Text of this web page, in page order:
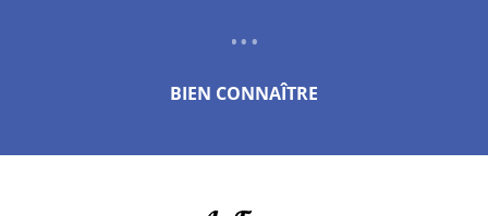
BIEN CONNAÎTRE